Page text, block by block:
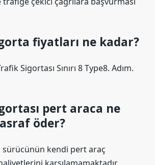
fiyatları ne kadar?
Sigortası Sınırı 8 Type8. Adım.
pert araca ne
öder?
sürücünün kendi pert araç